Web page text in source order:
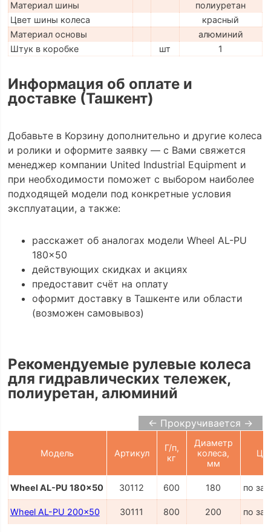
Материал шины
полиуретан
Цвет шины колеса
красный
Материал основы
алюминий
Штук в коробке
шт 1
Информация об оплате и
доставке (Ташкент)
Добавьте в Корзину дополнительно и другие колеса
и ролики и оформите заявку — с Вами свяжется
менеджер компании United Industrial Equipment и
при необходимости поможет с выбором наиболее
подходящей модели под конкретные условия
эксплуатации, а также:
расскажет об аналогах модели Wheel AL-PU
180x50
действующих скидках и акциях
предоставит счёт на оплату
оформит доставку в Ташкенте или области
(возможен самовывоз)
Рекомендуемые рулевые колеса
для гидравлических тележек,
полиуретан, алюминий
← Прокручивается →
Модель Артикул
Г/п,
кг
Диаметр
колеса,
мм
Wheel AL-PU 180x50 30112 600 180 по
Wheel AL-PU 200x50 30111 800 200 по